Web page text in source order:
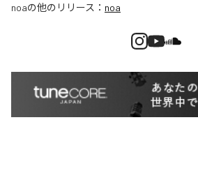
noaの他のリリース： noa